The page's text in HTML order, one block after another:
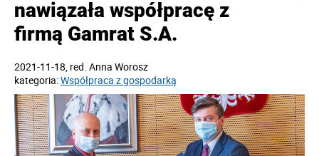
nawiązała współpracę z
firmą Gamrat S.A.
2021-11-18, red. Anna Worosz
kategoria:Współpraca z gospodarką